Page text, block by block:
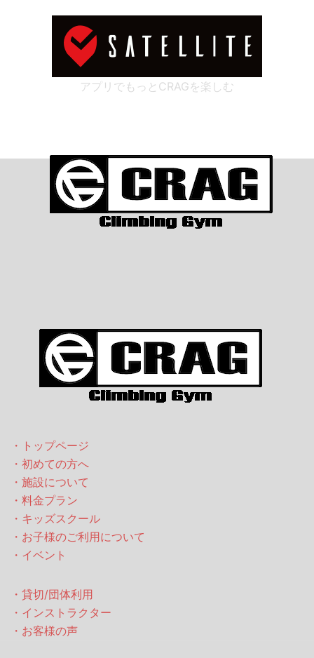
アプリでもっとCRAGを楽しむ
・トップページ
・初めての方へ
・施設について
・料金プラン
・キッズスクール
・お子様のご利用について
・イベント
・貸切/団体利用
・インストラクター
・お客様の声